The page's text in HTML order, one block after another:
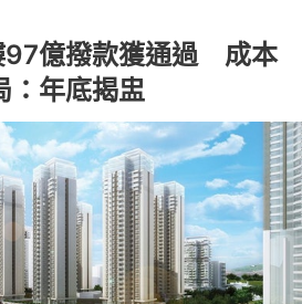
97億撥款獲通過 成本
：年底揭盅